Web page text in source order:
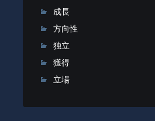
成長
方向性
独立
獲得
立場